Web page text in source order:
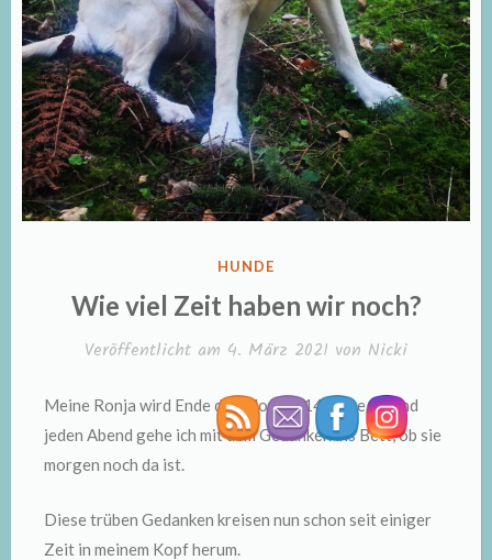
VERÖFFENTLICHT
HUNDE
Wie viel Zeit haben wir noch?
Veröffentlicht am 4. März 2021 von Nicki
Meine Ronja wird Ende des Monats 14 Jahre alt und
jeden Abend gehe ich mit dem Gedanken ins Bett, ob sie
morgen noch da ist.
Diese trüben Gedanken kreisen nun schon seit einiger
Zeit in meinem Kopf herum.